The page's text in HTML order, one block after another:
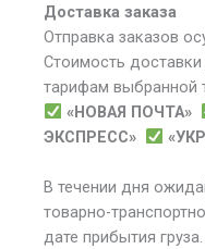
Доставка заказа
Отправка заказов
Стоимость доставки
тарифам выбранной
«НОВАЯ ПОЧТА»
ЭКСПРЕСС»
В течении дня
товарно-
дате прибытия груза.